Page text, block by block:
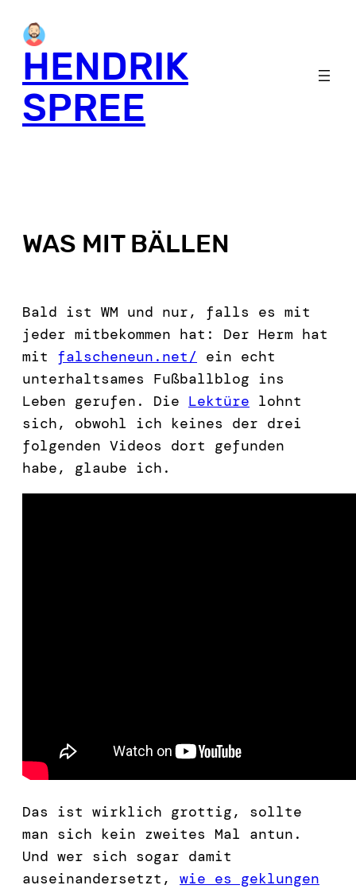
HENDRIK
SPREE
WAS MIT BÄLLEN
Bald ist WM und nur, falls es mit
jeder mitbekommen hat: Der Herm hat
mit falscheneun.net/ ein echt
unterhaltsames Fußballblog ins
Leben gerufen. Die Lektüre lohnt
sich, obwohl ich keines der drei
folgenden Videos dort gefunden
habe, glaube ich.
Das ist wirklich grottig, sollte
man sich kein zweites Mal antun.
Und wer sich sogar damit
auseinandersetzt, wie es geklungen